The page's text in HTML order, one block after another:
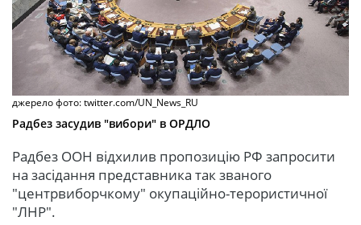
джерело фото: twitter.com/UN_News_RU
Радбез засудив "вибори" в ОРДЛО
Радбез ООН відхилив пропозицію РФ запросити
на засідання представника так званого
"центрвиборчкому" окупаційно-терористичної
"ЛНР".